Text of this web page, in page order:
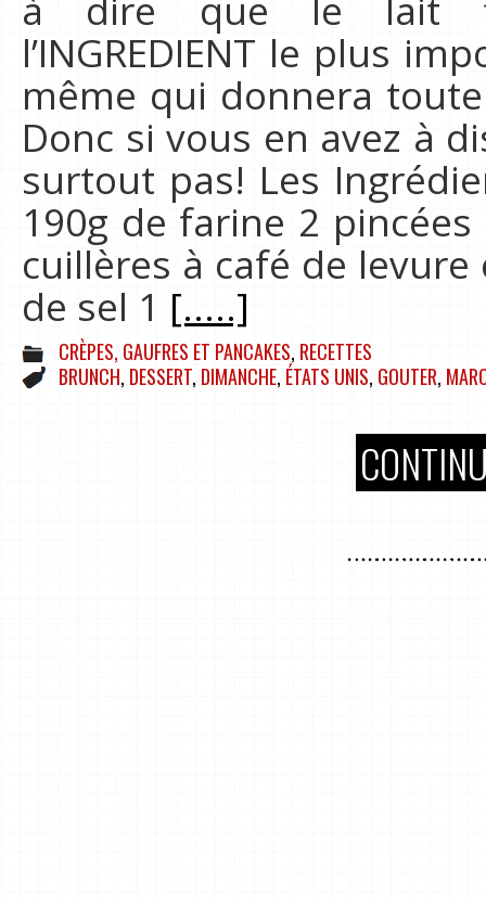
l’INGREDIENT le plus
même qui donnera
Donc si vous en avez à
surtout pas! Les
190g de farine 2
cuillères à café de
de sel 1 [.....]
CRÈPES, GAUFRES ET PANCAKES, RECETTES
BRUNCH, DESSERT, DIMANCHE, ÉTATS UNIS, GOUTER,